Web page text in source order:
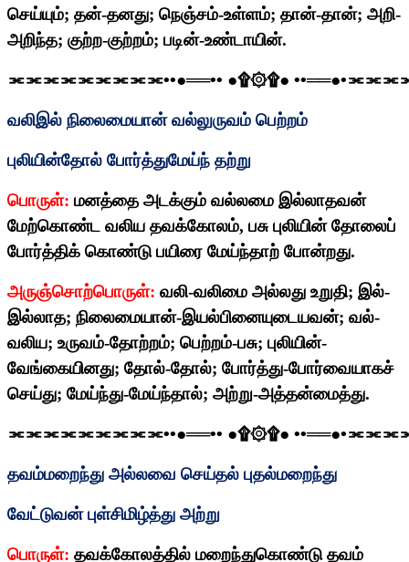
செய்யும்; தன்-தனது; நெஞ்சம்-உள்ளம்; தான்-தான்; அறி-
அறிந்த; குற்ற-குற்றம்; படின்-உண்டாயின்.
⫘⫘⫘⫘⫘⫘⫘⫘⫘••●══•• ●۩۞۩● ••══●•
வலிஇல் நிலைமையான் வல்லுருவம் பெற்றம்
புலியின்தோல் போர்த்துமேய்ந் தற்று
பொருள்: மனத்தை அடக்கும் வல்லமை இல்லாதவன்
மேற்கொண்ட வலிய தவக்கோலம், பசு புலியின் தோலைப்
போர்த்திக் கொண்டு பயிரை மேய்ந்தாற் போன்றது.
அருஞ்சொற்பொருள்: வலி-வலிமை அல்லது உறுதி; இல்-
இல்லாத; நிலைமையான்-இயல்பினையுடையவன்; வல்-
வலிய; உருவம்-தோற்றம்; பெற்றம்-பசு; புலியின்-
வேங்கையினது; தோல்-தோல்; போர்த்து-போர்வையாகச்
செய்து; மேய்ந்து-மேய்ந்தால்; அற்று-அத்தன்மைத்து.
⫘⫘⫘⫘⫘⫘⫘⫘⫘••●══•• ●۩۞۩● ••══●•
தவம்மறைந்து அல்லவை செய்தல் புதல்மறைந்து
வேட்டுவன் புள்சிமிழ்த்து அற்று
பொருள்: தவக்கோலத்தில் மறைந்துகொண்டு தவம்